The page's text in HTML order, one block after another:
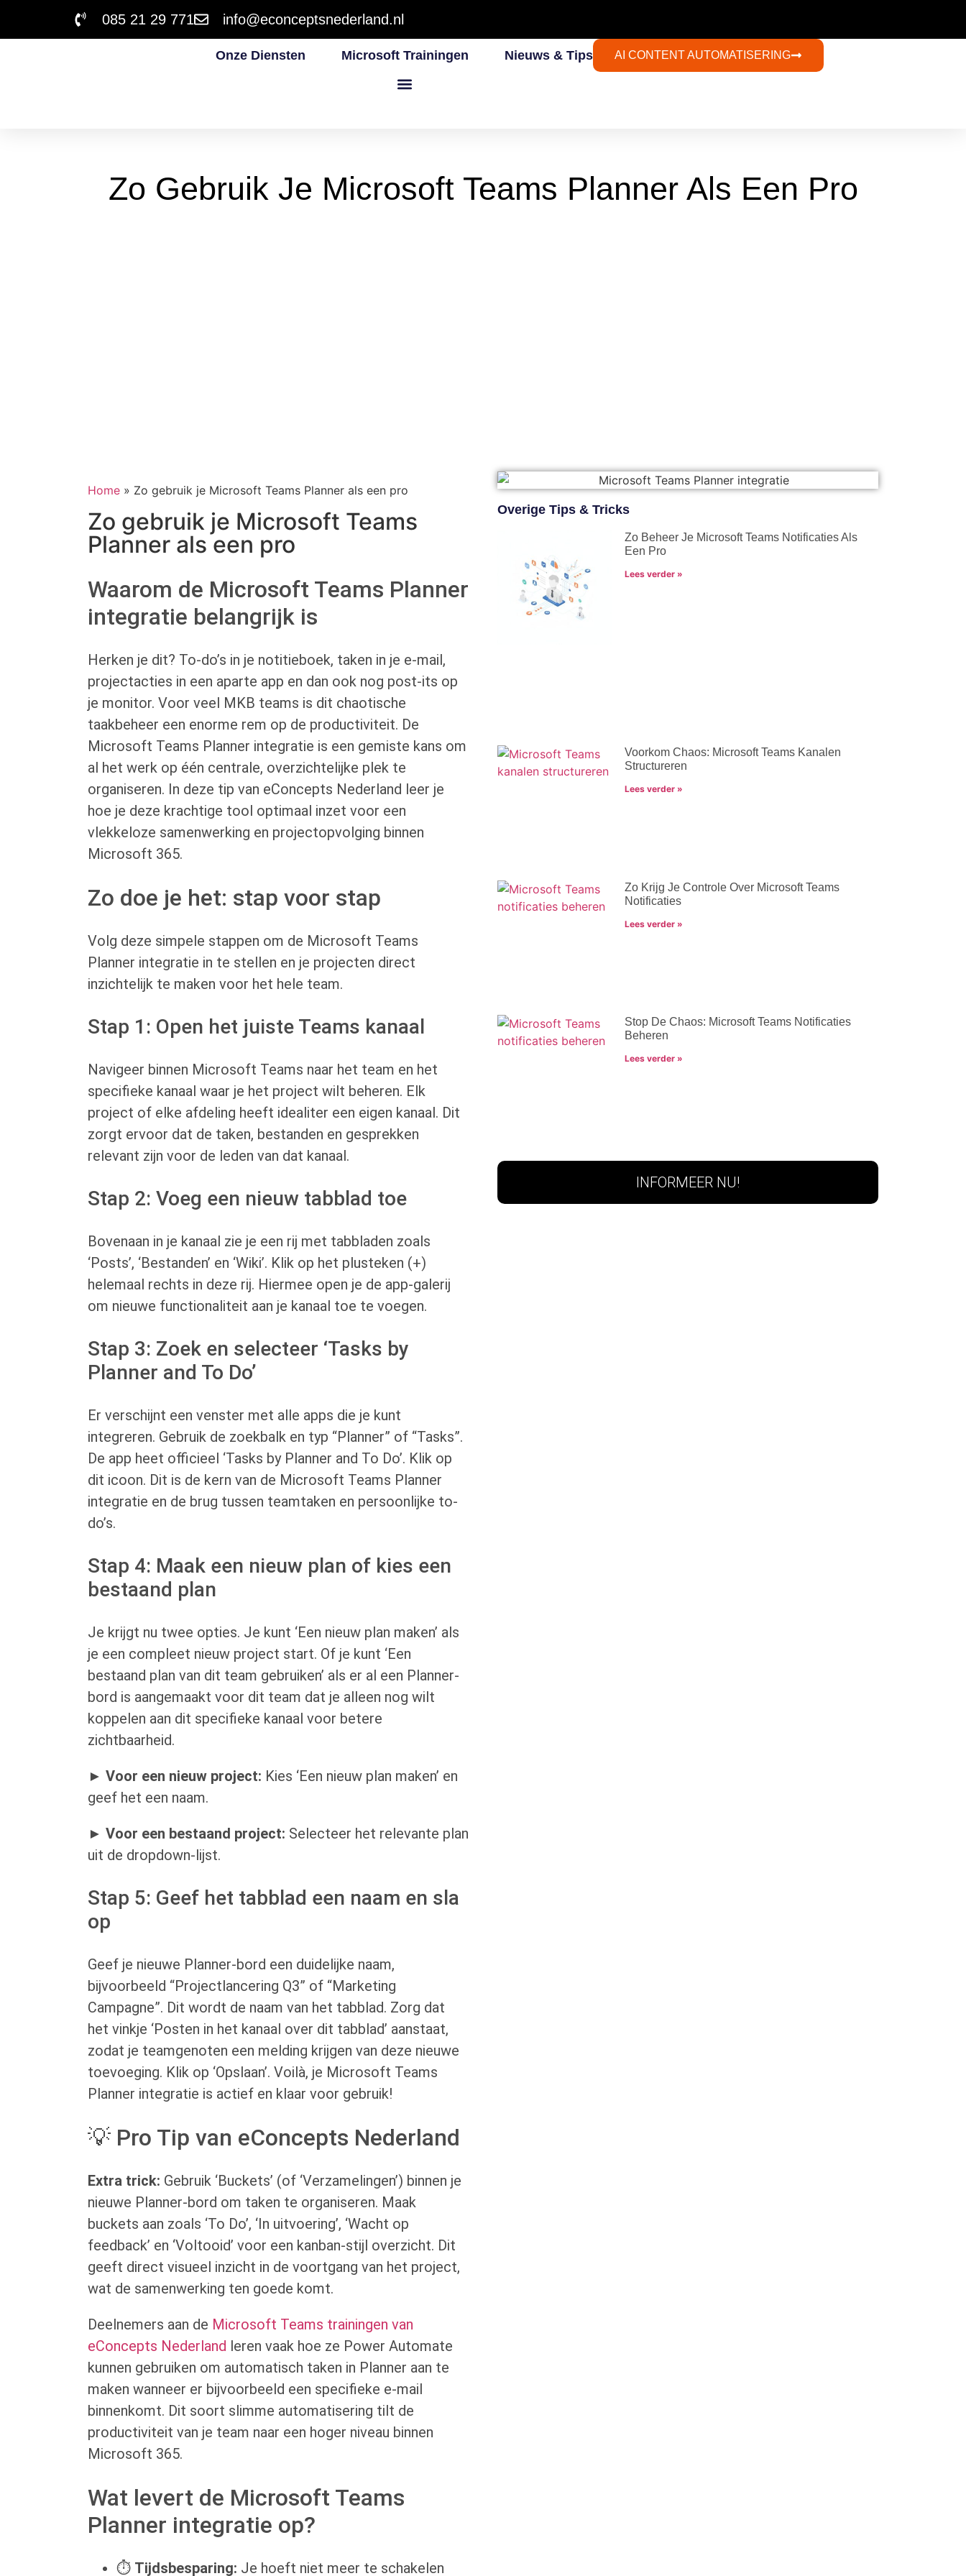
085 21 29 771 info@econceptsnederland.nl
Onze Diensten Microsoft Trainingen Nieuws & Tips AI CONTENT AUTOMATISERING​
Zo Gebruik Je Microsoft Teams Planner Als Een Pro
Home » Zo gebruik je Microsoft Teams Planner als een pro
Zo gebruik je Microsoft Teams
Planner als een pro
Waarom de Microsoft Teams Planner
integratie belangrijk is
Herken je dit? To-do’s in je notitieboek, taken in je e-mail,
projectacties in een aparte app en dan ook nog post-its op
je monitor. Voor veel MKB teams is dit chaotische
taakbeheer een enorme rem op de productiviteit. De
Microsoft Teams Planner integratie is een gemiste kans om
al het werk op één centrale, overzichtelijke plek te
organiseren. In deze tip van eConcepts Nederland leer je
hoe je deze krachtige tool optimaal inzet voor een
vlekkeloze samenwerking en projectopvolging binnen
Microsoft 365.
Zo doe je het: stap voor stap
Volg deze simpele stappen om de Microsoft Teams
Planner integratie in te stellen en je projecten direct
inzichtelijk te maken voor het hele team.
Stap 1: Open het juiste Teams kanaal
Navigeer binnen Microsoft Teams naar het team en het
specifieke kanaal waar je het project wilt beheren. Elk
project of elke afdeling heeft idealiter een eigen kanaal. Dit
zorgt ervoor dat de taken, bestanden en gesprekken
relevant zijn voor de leden van dat kanaal.
Stap 2: Voeg een nieuw tabblad toe
Bovenaan in je kanaal zie je een rij met tabbladen zoals
‘Posts’, ‘Bestanden’ en ‘Wiki’. Klik op het plusteken (+)
helemaal rechts in deze rij. Hiermee open je de app-galerij
om nieuwe functionaliteit aan je kanaal toe te voegen.
Stap 3: Zoek en selecteer ‘Tasks by
Planner and To Do’
Er verschijnt een venster met alle apps die je kunt
integreren. Gebruik de zoekbalk en typ “Planner” of “Tasks”.
De app heet officieel ‘Tasks by Planner and To Do’. Klik op
dit icoon. Dit is de kern van de Microsoft Teams Planner
integratie en de brug tussen teamtaken en persoonlijke to-
do’s.
Stap 4: Maak een nieuw plan of kies een
bestaand plan
Je krijgt nu twee opties. Je kunt ‘Een nieuw plan maken’ als
je een compleet nieuw project start. Of je kunt ‘Een
bestaand plan van dit team gebruiken’ als er al een Planner-
bord is aangemaakt voor dit team dat je alleen nog wilt
koppelen aan dit specifieke kanaal voor betere
zichtbaarheid.
► Voor een nieuw project: Kies ‘Een nieuw plan maken’ en
geef het een naam.
► Voor een bestaand project: Selecteer het relevante plan
uit de dropdown-lijst.
Stap 5: Geef het tabblad een naam en sla
op
Geef je nieuwe Planner-bord een duidelijke naam,
bijvoorbeeld “Projectlancering Q3” of “Marketing
Campagne”. Dit wordt de naam van het tabblad. Zorg dat
het vinkje ‘Posten in het kanaal over dit tabblad’ aanstaat,
zodat je teamgenoten een melding krijgen van deze nieuwe
toevoeging. Klik op ‘Opslaan’. Voilà, je Microsoft Teams
Planner integratie is actief en klaar voor gebruik!
💡 Pro Tip van eConcepts Nederland
Extra trick: Gebruik ‘Buckets’ (of ‘Verzamelingen’) binnen je
nieuwe Planner-bord om taken te organiseren. Maak
buckets aan zoals ‘To Do’, ‘In uitvoering’, ‘Wacht op
feedback’ en ‘Voltooid’ voor een kanban-stijl overzicht. Dit
geeft direct visueel inzicht in de voortgang van het project,
wat de samenwerking ten goede komt.
Deelnemers aan de Microsoft Teams trainingen van
eConcepts Nederland leren vaak hoe ze Power Automate
kunnen gebruiken om automatisch taken in Planner aan te
maken wanneer er bijvoorbeeld een specifieke e-mail
binnenkomt. Dit soort slimme automatisering tilt de
productiviteit van je team naar een hoger niveau binnen
Microsoft 365.
Wat levert de Microsoft Teams
Planner integratie op?
⏱️ Tijdsbesparing: Je hoeft niet meer te schakelen
Overige Tips & Tricks
Zo Beheer Je Microsoft Teams Notificaties Als
Een Pro
Lees verder »
Voorkom Chaos: Microsoft Teams Kanalen
Structureren
Lees verder »
Zo Krijg Je Controle Over Microsoft Teams
Notificaties
Lees verder »
Stop De Chaos: Microsoft Teams Notificaties
Beheren
Lees verder »
INFORMEER NU!